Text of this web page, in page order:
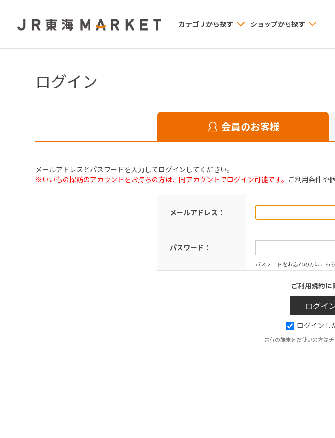
カテゴリから探す ショップから探す
ログイン
会員のお客様
メールアドレスとパスワードを入力してログインしてください。
※いいもの探訪のアカウントをお持ちの方は、同アカウントでログイン可能です。 ご利用条件や
メールアドレス：
パスワード：
パスワードをお忘れの方はこちら
ご利用規約に
ログインし
共有の端末をお使いの方は